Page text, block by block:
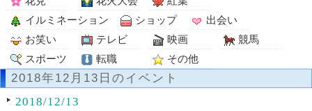
イルミネーション
ショップ
出会い
お笑い
テレビ 映画
競馬
スポーツ
転職 その他
2018年12月13日のイベント
2018/12/13